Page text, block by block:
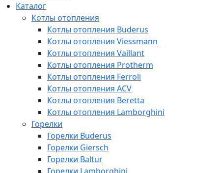
Каталог
Котлы отопления
Котлы отопления Buderus
Котлы отопления Viessmann
Котлы отопления Vaillant
Котлы отопления Protherm
Котлы отопления Ferroli
Котлы отопления ACV
Котлы отопления Beretta
Котлы отопления Lamborghini
Горелки
Горелки Buderus
Горелки Giersch
Горелки Baltur